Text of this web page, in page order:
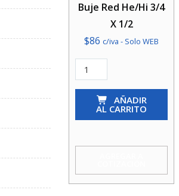
Buje Red He/Hi 3/4
X 1/2
$86 c/iva - Solo WEB
Buje
Red
He/Hi
1/2
AÑADIR
AL CARRITO